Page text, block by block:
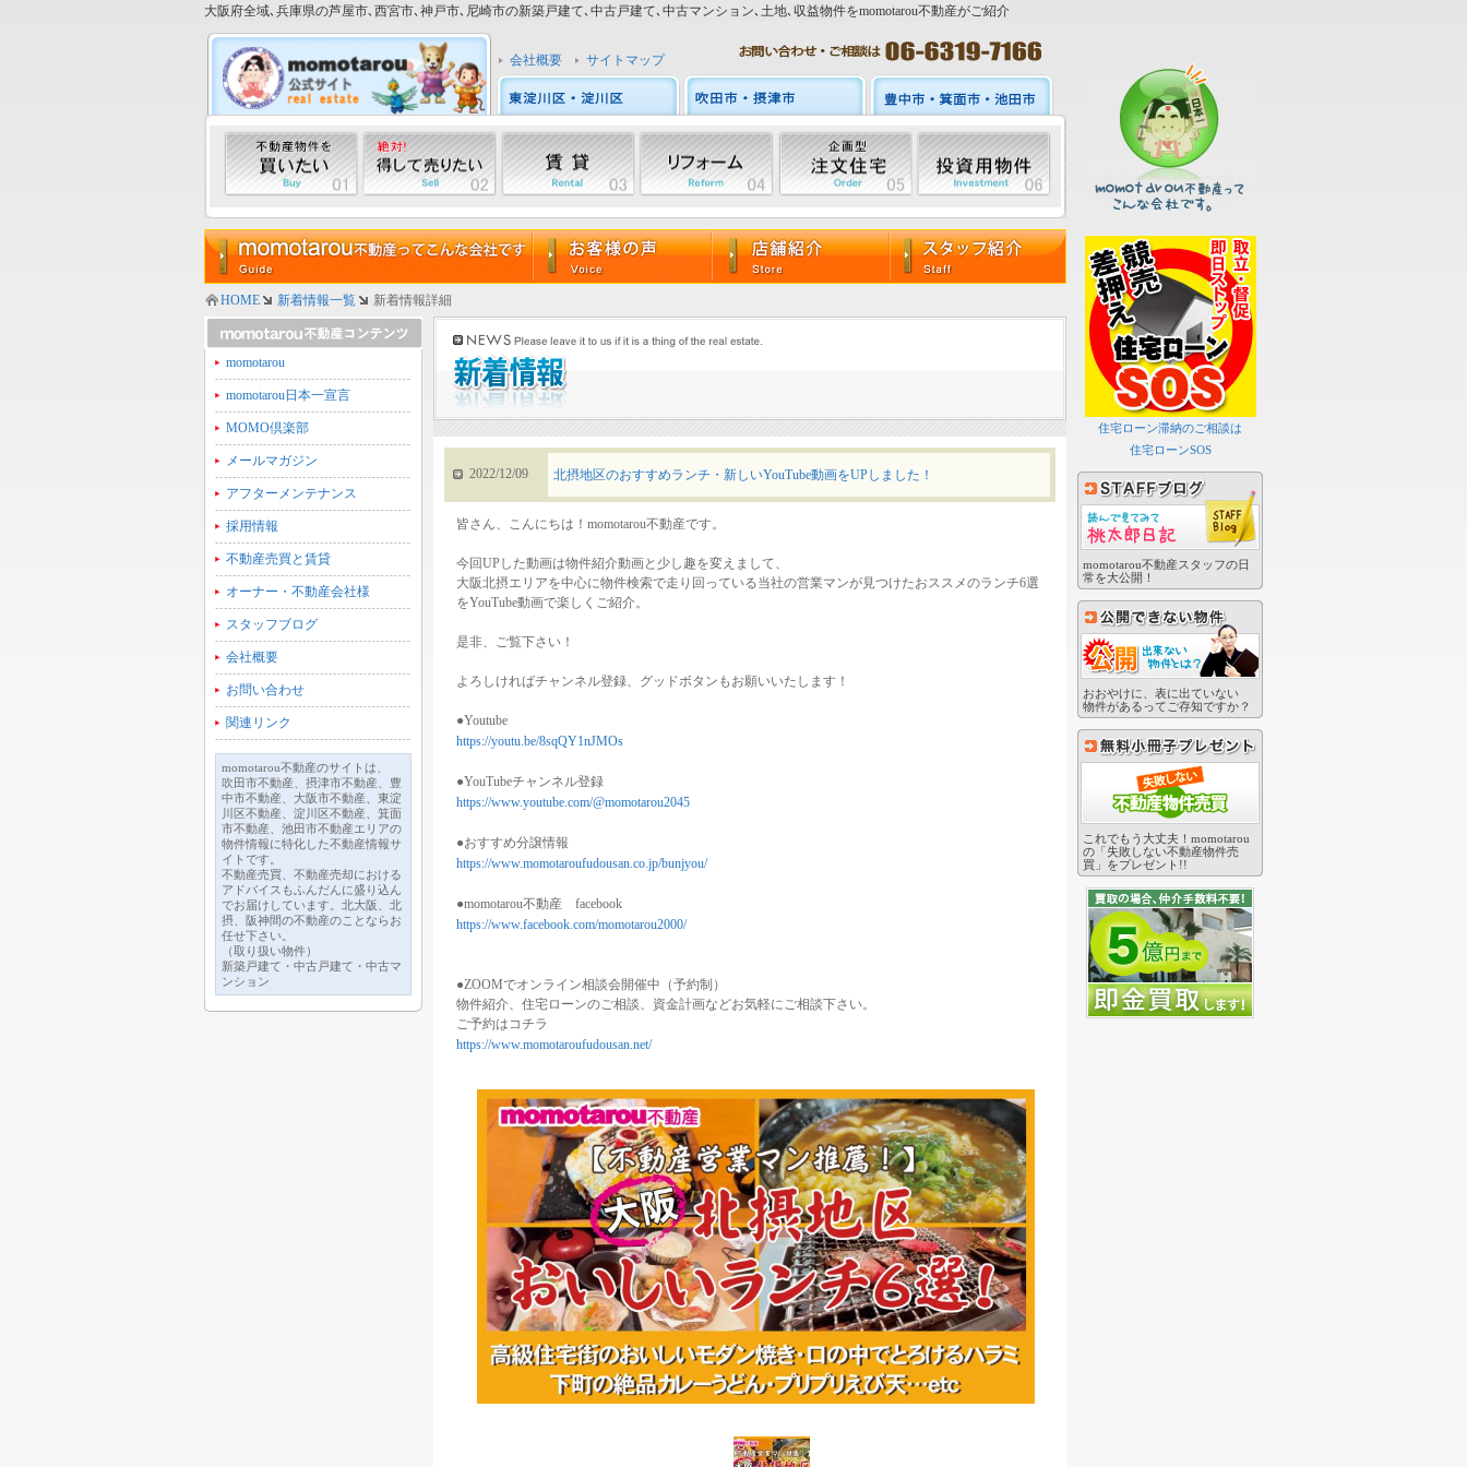
大阪府全域､兵庫県の芦屋市､西宮市､神戸市､尼崎市の新築戸建て､中古戸建て､中古マンション､土地､収益物件をmomotarou不動産がご紹介
会社概要 サイトマップ
住宅ローン滞納のご相談は
住宅ローンSOS
momotarou不動産スタッフの日
常を大公開！
おおやけに、表に出ていない
物件があるってご存知ですか？
これでもう大丈夫！momotarou
の「失敗しない不動産物件売
買」をプレゼント!!
HOME 新着情報一覧 新着情報詳細
momotarou
momotarou日本一宣言
MOMO倶楽部
メールマガジン
アフターメンテナンス
採用情報
不動産売買と賃貸
オーナー・不動産会社様
スタッフブログ
会社概要
お問い合わせ
関連リンク
momotarou不動産のサイトは、
吹田市不動産、摂津市不動産、豊
中市不動産、大阪市不動産、東淀
川区不動産、淀川区不動産、箕面
市不動産、池田市不動産エリアの
物件情報に特化した不動産情報サ
イトです。
不動産売買、不動産売却における
アドバイスもふんだんに盛り込ん
でお届けしています。北大阪、北
摂、阪神間の不動産のことならお
任せ下さい。
（取り扱い物件）
新築戸建て・中古戸建て・中古マ
ンション
2022/12/09 北摂地区のおすすめランチ・新しいYouTube動画をUPしました！
皆さん、こんにちは！momotarou不動産です。
今回UPした動画は物件紹介動画と少し趣を変えまして、
大阪北摂エリアを中心に物件検索で走り回っている当社の営業マンが見つけたおススメのランチ6選
をYouTube動画で楽しくご紹介。
是非、ご覧下さい！
よろしければチャンネル登録、グッドボタンもお願いいたします！
●Youtube
https://youtu.be/8sqQY1nJMOs
●YouTubeチャンネル登録
https://www.youtube.com/@momotarou2045
●おすすめ分譲情報
https://www.momotaroufudousan.co.jp/bunjyou/
●momotarou不動産 facebook
https://www.facebook.com/momotarou2000/
●ZOOMでオンライン相談会開催中（予約制）
物件紹介、住宅ローンのご相談、資金計画などお気軽にご相談下さい。
ご予約はコチラ
https://www.momotaroufudousan.net/